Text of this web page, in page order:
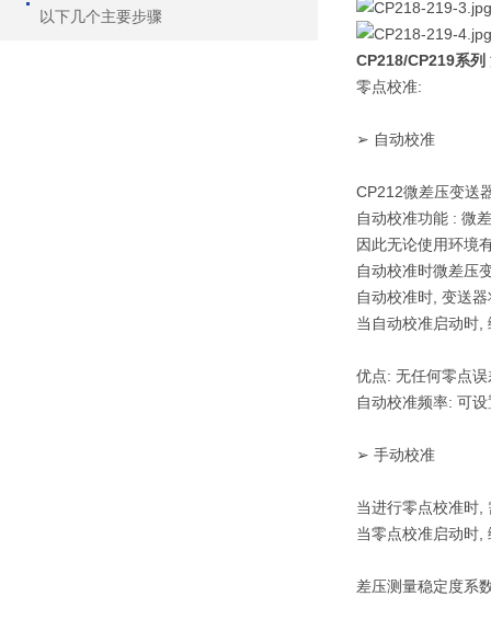
以下几个主要步骤
CP218/CP219系列
零点校准:
➢ 自动校准
CP212微差压变送
自动校准功能 : 微
因此无论使用环境
自动校准时微差压
自动校准时, 变送
当自动校准启动时,
优点: 无任何零点
自动校准频率: 可
➢ 手动校准
当进行零点校准时,
当零点校准启动时,
差压测量稳定度系